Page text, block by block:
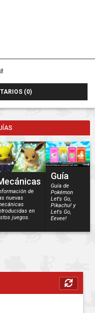
(0)
de
nuevas
en
juegos.
Guía
Guía de
Pokémon
Let's Go,
Pikachu! y
Let's Go,
Eevee!